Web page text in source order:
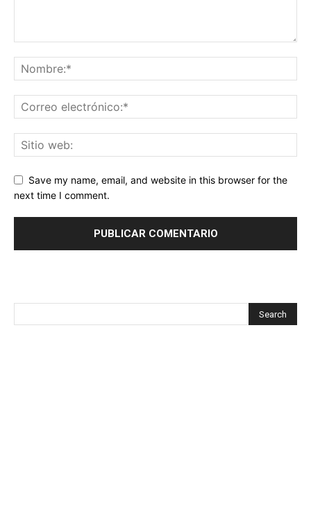
Save my name, email, and website in this browser for the
next time I comment.